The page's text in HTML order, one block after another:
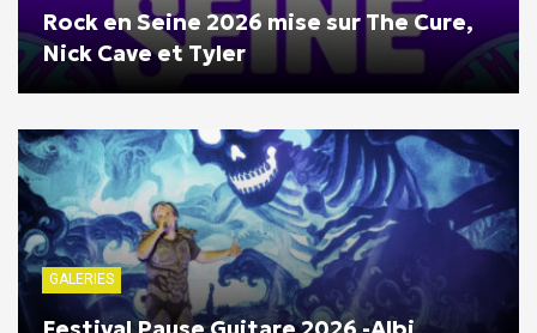
Rock en Seine 2026 mise sur The Cure,
Nick Cave et Tyler
GALERIES